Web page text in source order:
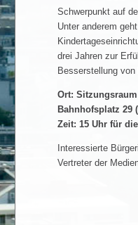
Schwerpunkt auf
Unter anderem
drei Jahren zur
Besserstellung
Ort:
Bahnhofsplatz 29
Zeit: 15 Uhr für
Interessierte
Vertreter der